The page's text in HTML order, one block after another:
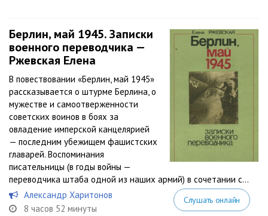
Берлин, май 1945. Записки
военного переводчика —
Ржевская Елена
В повествовании «Берлин, май 1945»
рассказывается о штурме Берлина, о
мужестве и самоотверженности
советских воинов в боях за
овладение имперской канцелярией
— последним убежищем фашистских
главарей. Воспоминания
писательницы (в годы войны —
переводчика штаба одной из наших армий) в сочетании с...
Александр Харитонов
8 часов 52 минуты
Слушать онлайн